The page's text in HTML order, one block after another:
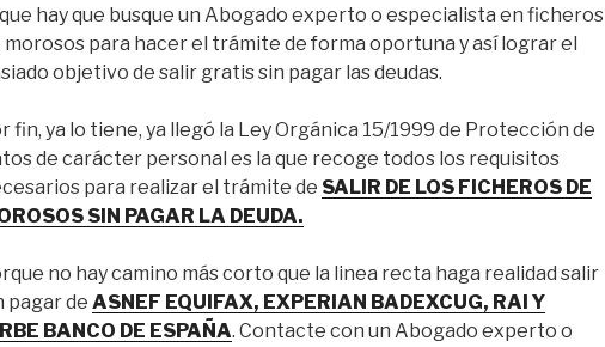
que hay que busque un Abogado experto o especialista en ficheros
morosos para hacer el trámite de forma oportuna y así lograr el
objetivo de salir gratis sin pagar las deudas.
fin, ya lo tiene, ya llegó la Ley Orgánica 15/1999 de Protección de
de carácter personal es la que recoge todos los requisitos
para realizar el trámite de SALIR DE LOS FICHEROS DE
SIN PAGAR LA DEUDA.
no hay camino más corto que la linea recta haga realidad salir
pagar de ASNEF EQUIFAX, EXPERIAN BADEXCUG, RAI Y
BANCO DE ESPAÑA. Contacte con un Abogado experto o